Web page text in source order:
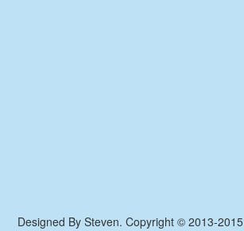
Designed By Steven. Copyright © 2013-2015